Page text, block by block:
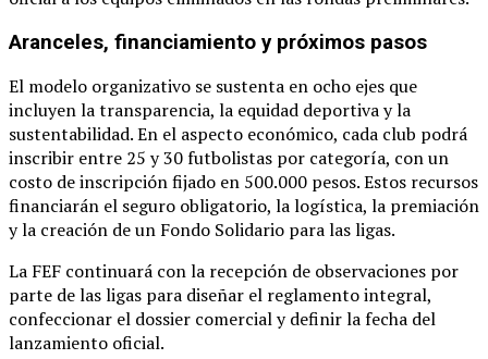
Aranceles, financiamiento y próximos pasos
El modelo organizativo se sustenta en ocho ejes que
incluyen la transparencia, la equidad deportiva y la
sustentabilidad. En el aspecto económico, cada club podrá
inscribir entre 25 y 30 futbolistas por categoría, con un
costo de inscripción fijado en 500.000 pesos. Estos recursos
financiarán el seguro obligatorio, la logística, la premiación
y la creación de un Fondo Solidario para las ligas.
La FEF continuará con la recepción de observaciones por
parte de las ligas para diseñar el reglamento integral,
confeccionar el dossier comercial y definir la fecha del
lanzamiento oficial.